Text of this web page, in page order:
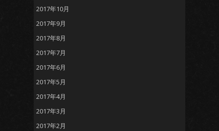
2017年10月
2017年9月
2017年8月
2017年7月
2017年6月
2017年5月
2017年4月
2017年3月
2017年2月